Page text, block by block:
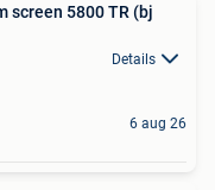
screen 5800 TR (bj
Details
6 aug 26